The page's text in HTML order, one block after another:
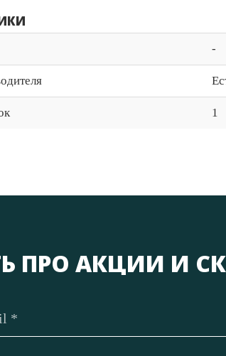
-
1
ПРО АКЦИИ И